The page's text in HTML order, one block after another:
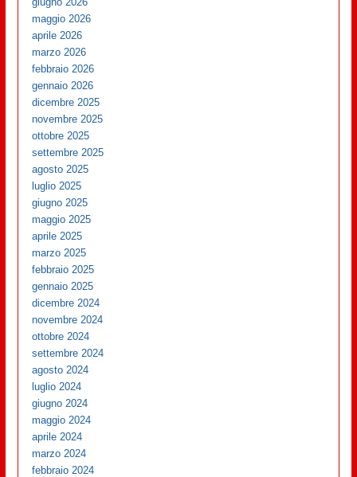
maggio 2026
aprile 2026
marzo 2026
febbraio 2026
gennaio 2026
dicembre 2025
novembre 2025
ottobre 2025
settembre 2025
agosto 2025
luglio 2025
giugno 2025
maggio 2025
aprile 2025
marzo 2025
febbraio 2025
gennaio 2025
dicembre 2024
novembre 2024
ottobre 2024
settembre 2024
agosto 2024
luglio 2024
giugno 2024
maggio 2024
aprile 2024
marzo 2024
febbraio 2024